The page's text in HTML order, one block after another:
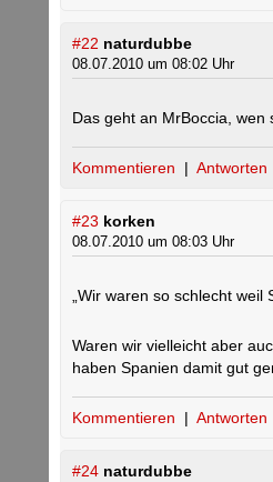
#22 naturdubbe
08.07.2010 um 08:02 Uhr
Das geht an MrBoccia, wen
Kommentieren | Antworten
#23 korken
08.07.2010 um 08:03 Uhr
„Wir waren so schlecht weil
Waren wir vielleicht aber
haben Spanien damit gut
Kommentieren | Antworten
#24 naturdubbe